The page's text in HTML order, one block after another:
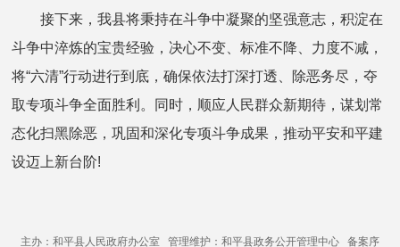
接下来，我县将秉持在斗争中凝聚的坚强意志，积淀在
斗争中淬炼的宝贵经验，决心不变、标准不降、力度不减，
将“六清”行动进行到底，确保依法打深打透、除恶务尽，夺
取专项斗争全面胜利。同时，顺应人民群众新期待，谋划常
态化扫黑除恶，巩固和深化专项斗争成果，推动平安和平建
设迈上新台阶!
主办：和平县人民政府办公室 管理维护：和平县政务公开管理中心 备案序